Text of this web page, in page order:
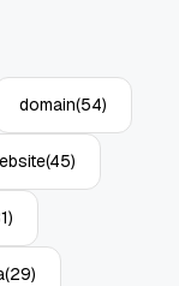
domain(54)
(45)
(29)